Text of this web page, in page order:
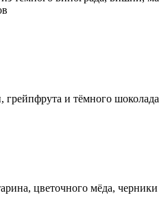
и тём­но­го шо­ко­ла­да
цве­точ­но­го мё­да, чер­ни­ки